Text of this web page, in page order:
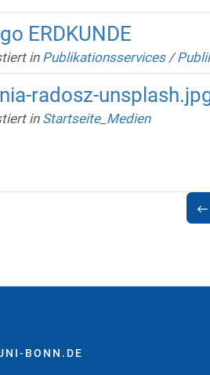
ERDKUNDE
in Publikationsservices /
radosz-
in Startseite_Medien
BONN.DE